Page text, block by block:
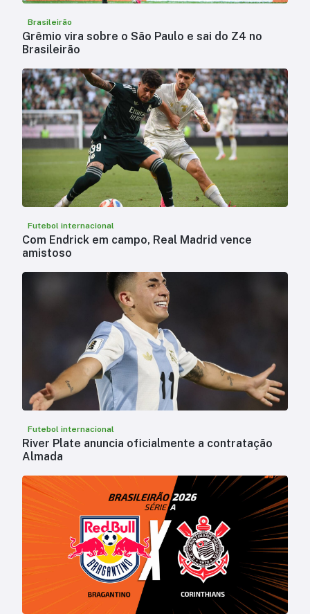
Brasileirão
Grêmio vira sobre o São Paulo e sai do Z4 no
Brasileirão
Futebol internacional
Com Endrick em campo, Real Madrid vence
amistoso
Futebol internacional
River Plate anuncia oficialmente a contratação
Almada